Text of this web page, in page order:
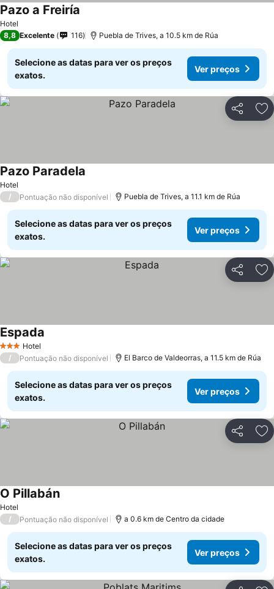
Hotel
Pazo a Freiría
8,8 Excelente 116 Puebla de Trives, a 10.5 km de Rúa
Selecione as datas para ver os preços
exatos.
Ver preços
Partilhar
Hotel
Pazo Paradela
/ Pontuação não disponível Puebla de Trives, a 11.1 km de Rúa
Selecione as datas para ver os preços
exatos.
Ver preços
Partilhar
3 EstrelasHotel
Espada
/ Pontuação não disponível El Barco de Valdeorras, a 11.5 km de Rúa
Selecione as datas para ver os preços
exatos.
Ver preços
Partilhar
Hotel
O Pillabán
/ Pontuação não disponível a 0.6 km de Centro da cidade
Selecione as datas para ver os preços
exatos.
Ver preços